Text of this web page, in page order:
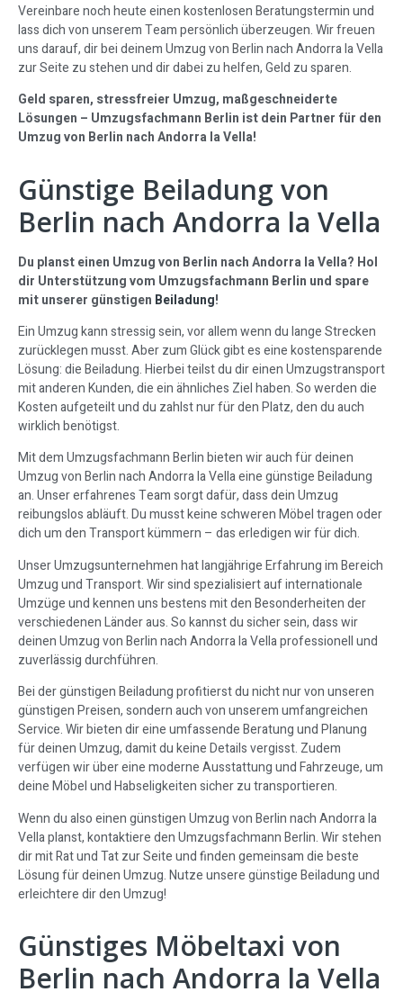
Vereinbare noch heute einen kostenlosen Beratungstermin und
lass dich von unserem Team persönlich überzeugen. Wir freuen
uns darauf, dir bei deinem Umzug von Berlin nach Andorra la Vella
zur Seite zu stehen und dir dabei zu helfen, Geld zu sparen.
Geld sparen, stressfreier Umzug, maßgeschneiderte
Lösungen – Umzugsfachmann Berlin ist dein Partner für den
Umzug von Berlin nach Andorra la Vella!
Günstige Beiladung von
Berlin nach Andorra la Vella
Du planst einen Umzug von Berlin nach Andorra la Vella? Hol
dir Unterstützung vom Umzugsfachmann Berlin und spare
mit unserer günstigen Beiladung!
Ein Umzug kann stressig sein, vor allem wenn du lange Strecken
zurücklegen musst. Aber zum Glück gibt es eine kostensparende
Lösung: die Beiladung. Hierbei teilst du dir einen Umzugstransport
mit anderen Kunden, die ein ähnliches Ziel haben. So werden die
Kosten aufgeteilt und du zahlst nur für den Platz, den du auch
wirklich benötigst.
Mit dem Umzugsfachmann Berlin bieten wir auch für deinen
Umzug von Berlin nach Andorra la Vella eine günstige Beiladung
an. Unser erfahrenes Team sorgt dafür, dass dein Umzug
reibungslos abläuft. Du musst keine schweren Möbel tragen oder
dich um den Transport kümmern – das erledigen wir für dich.
Unser Umzugsunternehmen hat langjährige Erfahrung im Bereich
Umzug und Transport. Wir sind spezialisiert auf internationale
Umzüge und kennen uns bestens mit den Besonderheiten der
verschiedenen Länder aus. So kannst du sicher sein, dass wir
deinen Umzug von Berlin nach Andorra la Vella professionell und
zuverlässig durchführen.
Bei der günstigen Beiladung profitierst du nicht nur von unseren
günstigen Preisen, sondern auch von unserem umfangreichen
Service. Wir bieten dir eine umfassende Beratung und Planung
für deinen Umzug, damit du keine Details vergisst. Zudem
verfügen wir über eine moderne Ausstattung und Fahrzeuge, um
deine Möbel und Habseligkeiten sicher zu transportieren.
Wenn du also einen günstigen Umzug von Berlin nach Andorra la
Vella planst, kontaktiere den Umzugsfachmann Berlin. Wir stehen
dir mit Rat und Tat zur Seite und finden gemeinsam die beste
Lösung für deinen Umzug. Nutze unsere günstige Beiladung und
erleichtere dir den Umzug!
Günstiges Möbeltaxi von
Berlin nach Andorra la Vella